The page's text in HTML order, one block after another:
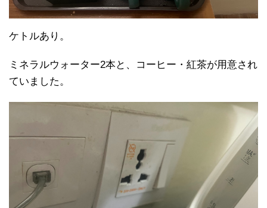
ケトルあり。
ミネラルウォーター2本と、コーヒー・紅茶が用意され
ていました。